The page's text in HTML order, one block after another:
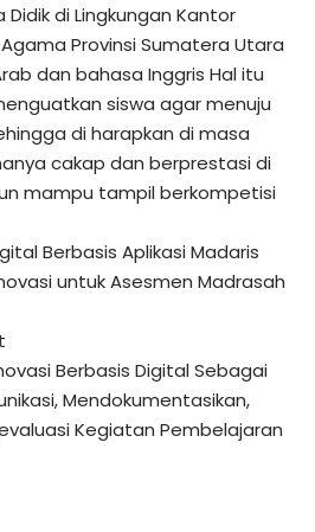
di Lingkungan Kantor
Provinsi Sumatera Utara
dan bahasa Inggris Hal itu
siswa agar menuju
di harapkan di masa
cakap dan berprestasi di
mampu tampil berkompetisi
Berbasis Aplikasi Madaris
untuk Asesmen Madrasah
Berbasis Digital Sebagai
Mendokumentasikan,
Kegiatan Pembelajaran